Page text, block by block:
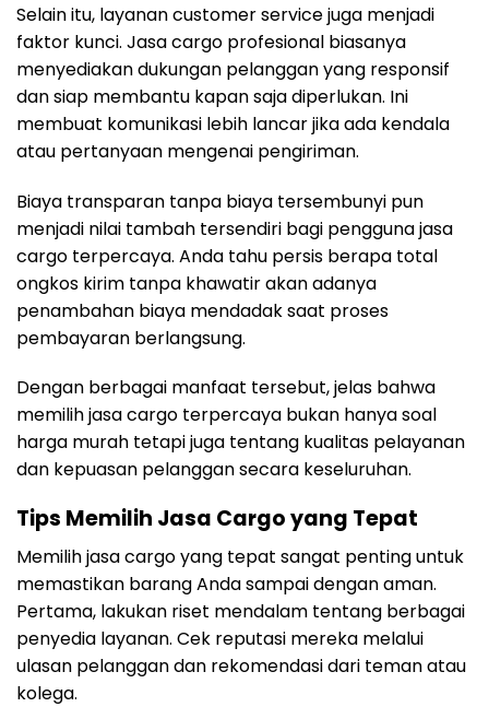
Selain itu, layanan customer service juga menjadi
faktor kunci. Jasa cargo profesional biasanya
menyediakan dukungan pelanggan yang responsif
dan siap membantu kapan saja diperlukan. Ini
membuat komunikasi lebih lancar jika ada kendala
atau pertanyaan mengenai pengiriman.
Biaya transparan tanpa biaya tersembunyi pun
menjadi nilai tambah tersendiri bagi pengguna jasa
cargo terpercaya. Anda tahu persis berapa total
ongkos kirim tanpa khawatir akan adanya
penambahan biaya mendadak saat proses
pembayaran berlangsung.
Dengan berbagai manfaat tersebut, jelas bahwa
memilih jasa cargo terpercaya bukan hanya soal
harga murah tetapi juga tentang kualitas pelayanan
dan kepuasan pelanggan secara keseluruhan.
Tips Memilih Jasa Cargo yang Tepat
Memilih jasa cargo yang tepat sangat penting untuk
memastikan barang Anda sampai dengan aman.
Pertama, lakukan riset mendalam tentang berbagai
penyedia layanan. Cek reputasi mereka melalui
ulasan pelanggan dan rekomendasi dari teman atau
kolega.